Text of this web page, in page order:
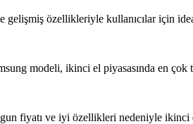
gelişmiş özellikleriyle kullanıcılar için
modeli, ikinci el piyasasında en
fiyatı ve iyi özellikleri nedeniyle ikinci